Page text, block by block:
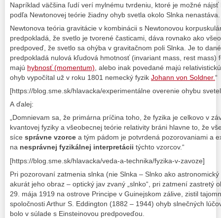
Napríklad väčšina ľudí verí mylnému tvrdeniu, ktoré je možné
podľa Newtonovej teórie žiadny ohyb svetla okolo Slnka
Newtonova teória gravitácie v kombinácii s Newtonovou
predpokladá, že svetlo je tvorené časticami, dáva rovnako ako
predpoveď, že svetlo sa ohýba v gravitačnom poli Slnka. Je to
predpokladá nulová kľudová hmotnosť (invariant mass, rest mass)
majú hybnosť (momentum) , alebo inak povedané majú
ohyb vypočítal už v roku 1801 nemecký fyzik Johann von Soldner.“
[https://blog.sme.sk/hlavacka/experimentálne overenie ohybu
A ďalej:
„Domnievam sa, že primárna príčina toho, že fyzika je celkovo v
kvantovej fyziky a všeobecnej teórie relativity bráni hlavne to, že
síce správne vzorce a tým pádom je potvrdená pozorovaniami a
na nesprávnej fyzikálnej interpretácii týchto vzorcov.“
[https://blog.sme.sk/hlavacka/veda-a-technika/fyzika-v-zavoze]
Pri pozorovaní zatmenia slnka (nie Slnka – Slnko ako
akurát jeho obraz – optický jav zvaný „slnko“, pri zatmení zastretý
29. mája 1919 na ostrove Principe v Guinejskom zálive, zistil
spoločnosti Arthur S. Eddington (1882 – 1944) ohyb slnečných
bolo v súlade s Einsteinovou predpoveďou.